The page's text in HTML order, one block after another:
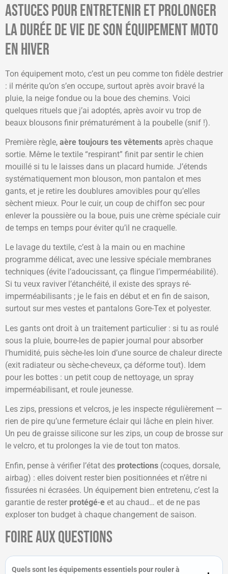
Astuces pour entretenir et prolonger
la durée de vie de son équipement moto
en hiver
Ton équipement moto, c’est un peu comme ton fidèle destrier
: il mérite qu’on s’en occupe, surtout après avoir bravé la
pluie, la neige fondue ou la boue des chemins. Voici
quelques rituels que j’ai adoptés, après avoir vu trop de
beaux blousons finir prématurément à la poubelle (snif !).
Première règle, aère toujours tes vêtements après chaque
sortie. Même le textile “respirant” finit par sentir le chien
mouillé si tu le laisses dans un placard humide. J’étends
systématiquement mon blouson, mon pantalon et mes
gants, et je retire les doublures amovibles pour qu’elles
sèchent mieux. Pour le cuir, un coup de chiffon sec pour
enlever la poussière ou la boue, puis une crème spéciale cuir
de temps en temps pour éviter qu’il ne craquelle.
Le lavage du textile, c’est à la main ou en machine
programme délicat, avec une lessive spéciale membranes
techniques (évite l’adoucissant, ça flingue l’imperméabilité).
Si tu veux raviver l’étanchéité, il existe des sprays ré-
imperméabilisants ; je le fais en début et en fin de saison,
surtout sur mes vestes et pantalons Gore-Tex et polyester.
Les gants ont droit à un traitement particulier : si tu as roulé
sous la pluie, bourre-les de papier journal pour absorber
l’humidité, puis sèche-les loin d’une source de chaleur directe
(exit radiateur ou sèche-cheveux, ça déforme tout). Idem
pour les bottes : un petit coup de nettoyage, un spray
imperméabilisant, et roule jeunesse.
Les zips, pressions et velcros, je les inspecte régulièrement —
rien de pire qu’une fermeture éclair qui lâche en plein hiver.
Un peu de graisse silicone sur les zips, un coup de brosse sur
le velcro, et tu prolonges la vie de tout ton matos.
Enfin, pense à vérifier l’état des protections (coques, dorsale,
airbag) : elles doivent rester bien positionnées et n’être ni
fissurées ni écrasées. Un équipement bien entretenu, c’est la
garantie de rester protégé·e et au chaud… et de ne pas
exploser ton budget à chaque changement de saison.
Foire aux questions
Quels sont les équipements essentiels pour rouler à